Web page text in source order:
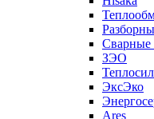
Сварные
ЗЭО
ЭксЭко
Ares